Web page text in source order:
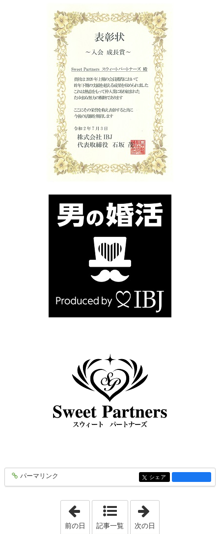
entry1778
パーマリンク entry1778
シェア
「2021年5月18日」
前の日 記事一覧 次の日